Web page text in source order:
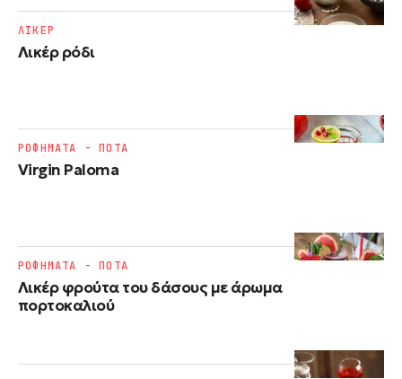
Λικέρ ρόδι
ΛΙΚΕΡ
Virgin Paloma
ΡΟΦΗΜΑΤΑ - ΠΟΤΑ
Λικέρ φρούτα του δάσους με άρωμα
πορτοκαλιού
ΡΟΦΗΜΑΤΑ - ΠΟΤΑ